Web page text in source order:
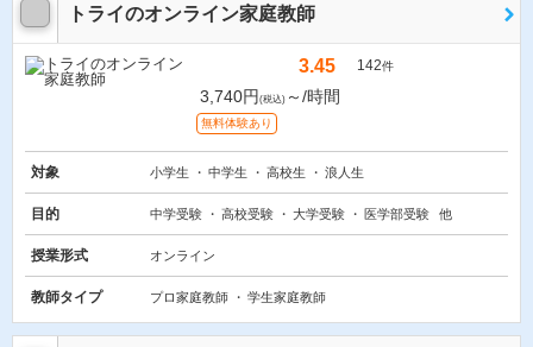
トライのオンライン家庭教師
3.45 142件
3,740円 (税込) ～/時間
無料体験あり
対象 小学生 中学生 高校生 浪人生
目的 中学受験 高校受験 大学受験 医学部受験 他
授業形式 オンライン
教師タイプ プロ家庭教師 学生家庭教師